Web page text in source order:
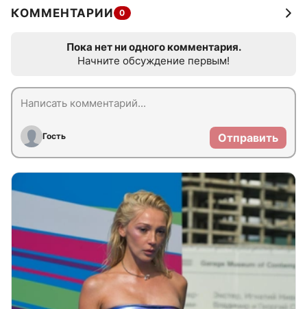
КОММЕНТАРИИ 0
Пока нет ни одного комментария.
Начните обсуждение первым!
Гость Отправить